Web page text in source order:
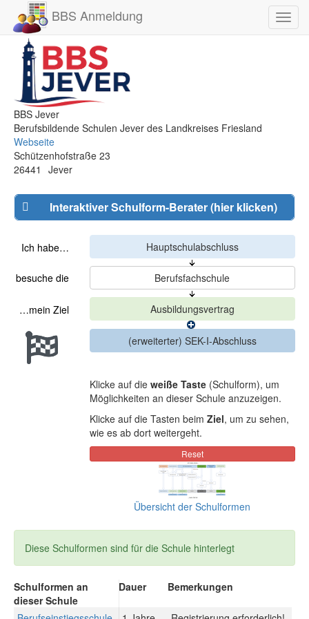
BBS Anmeldung
BBS Jever
Berufsbildende Schulen Jever des Landkreises Friesland
Webseite
Schützenhofstraße 23
26441
Jever
Interaktiver Schulform-Berater (hier klicken)
Ich habe…
besuche die
…mein Ziel
Klicke auf die weiße Taste(Schulform), um
Möglichkeiten an dieser Schule anzuzeigen.
Klicke auf die Tasten beim Ziel, um zu sehen,
wie es ab dort weitergeht.
Übersicht der Schulformen
Diese Schulformen sind für die Schule hinterlegt
Schulformen an
dieser Schule
Dauer Bemerkungen